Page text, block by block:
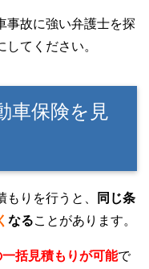
事故に強い弁護士を探
てください。
車保険を見
りを行うと、
同じ条
なることがあります。
括見積もりが可能で